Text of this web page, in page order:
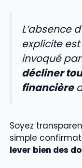
L’absence
explicite
invoqué
décliner
financière
Soyez
simple
lever bien des